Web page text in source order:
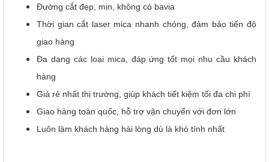
Đường cắt đẹp, mịn, không có bavia
Thời gian cắt laser mica nhanh chóng, đảm bảo tiến độ
giao hàng
Đa dạng các loại mica, đáp ứng tốt mọi nhu cầu khách
hàng
Giá rẻ nhất thị trường, giúp khách tiết kiệm tối đa chi phí
Giao hàng toàn quốc, hỗ trợ vận chuyển với đơn lớn
Luôn làm khách hàng hài lòng dù là khó tính nhất